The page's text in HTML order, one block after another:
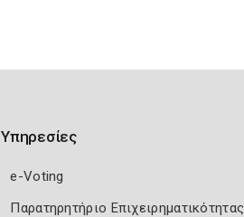
Υπηρεσίες
e-Voting
Παρατηρητήριο Επιχειρηματικότητας